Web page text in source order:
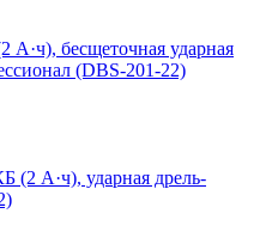
бесщеточная ударная
(DBS-201-22)
А·ч), ударная дрель-